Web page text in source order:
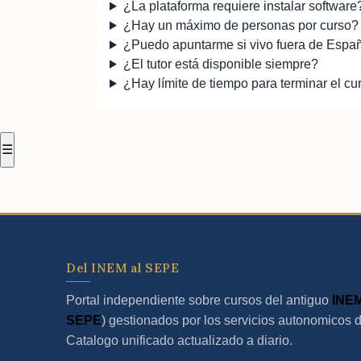
¿La plataforma requiere instalar
¿Hay un máximo de personas por curso?
¿Puedo apuntarme si vivo fuera de
¿El tutor está disponible siempre?
¿Hay límite de tiempo para terminar el
☰
Del INEM al SEPE
Portal independiente sobre cursos del antiguo
SEPE) gestionados por los servicios autonomicos
Catalogo unificado actualizado a diario.